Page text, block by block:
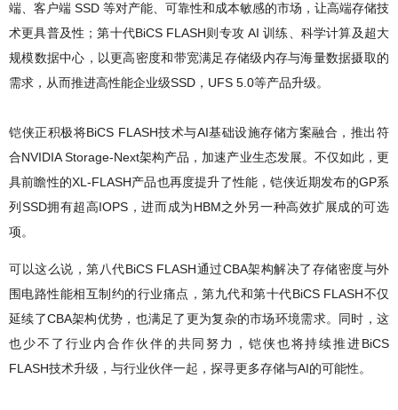
端、客户端 SSD 等对产能、可靠性和成本敏感的市场，让高端存储技
术更具普及性；第十代BiCS FLASH则专攻 AI 训练、科学计算及超大
规模数据中心，以更高密度和带宽满足存储级内存与海量数据摄取的
需求，从而推进高性能企业级SSD，UFS 5.0等产品升级。
铠侠正积极将BiCS FLASH技术与AI基础设施存储方案融合，推出符
合NVIDIA Storage-Next架构产品，加速产业生态发展。不仅如此，更
具前瞻性的XL-FLASH产品也再度提升了性能，铠侠近期发布的GP系
列SSD拥有超高IOPS，进而成为HBM之外另一种高效扩展成的可选
项。
可以这么说，第八代BiCS FLASH通过CBA架构解决了存储密度与外
围电路性能相互制约的行业痛点，第九代和第十代BiCS FLASH不仅
延续了CBA架构优势，也满足了更为复杂的市场环境需求。同时，这
也少不了行业内合作伙伴的共同努力，铠侠也将持续推进BiCS
FLASH技术升级，与行业伙伴一起，探寻更多存储与AI的可能性。